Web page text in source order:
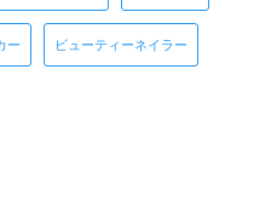
ー ビューティーネイラー